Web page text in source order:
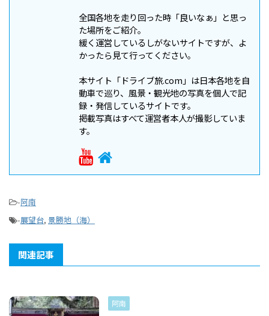
全国各地を走り回った時「良いなぁ」と思っ
た場所をご紹介。
緩く運営しているしがないサイトですが、よ
かったら見て行ってください。
本サイト「ドライブ旅.com」は日本各地を自
動車で巡り、風景・観光地の写真を個人で記
録・発信しているサイトです。
掲載写真はすべて運営者本人が撮影していま
す。
-阿南
-展望台, 景勝地（海）
関連記事
阿南